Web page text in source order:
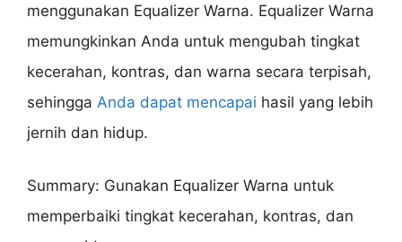
menggunakan Equalizer Warna. Equalizer Warna
memungkinkan Anda untuk mengubah tingkat
kecerahan, kontras, dan warna secara terpisah,
sehingga Anda dapat mencapai hasil yang lebih
jernih dan hidup.
Summary: Gunakan Equalizer Warna untuk
memperbaiki tingkat kecerahan, kontras, dan